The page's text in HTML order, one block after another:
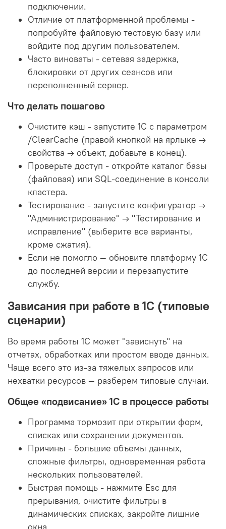
подключении.
Отличие от платформенной проблемы -
попробуйте файловую тестовую базу или
войдите под другим пользователем.
Часто виноваты - сетевая задержка,
блокировки от других сеансов или
переполненный сервер.
Что делать пошагово
Очистите кэш - запустите 1С с параметром
/ClearCache (правой кнопкой на ярлыке →
свойства → объект, добавьте в конец).
Проверьте доступ - откройте каталог базы
(файловая) или SQL-соединение в консоли
кластера.
Тестирование - запустите конфигуратор →
"Администрирование" → "Тестирование и
исправление" (выберите все варианты,
кроме сжатия).
Если не помогло — обновите платформу 1С
до последней версии и перезапустите
службу.
Зависания при работе в 1С (типовые
сценарии)
Во время работы 1С может "зависнуть" на
отчетах, обработках или простом вводе данных.
Чаще всего это из-за тяжелых запросов или
нехватки ресурсов — разберем типовые случаи.
Общее «подвисание» 1С в процессе работы
Программа тормозит при открытии форм,
списках или сохранении документов.
Причины - большие объемы данных,
сложные фильтры, одновременная работа
нескольких пользователей.
Быстрая помощь - нажмите Esc для
прерывания, очистите фильтры в
динамических списках, закройте лишние